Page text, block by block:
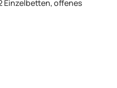
Einzelbetten, offenes